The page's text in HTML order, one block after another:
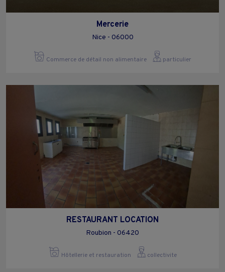
Mercerie
Nice - 06000
Commerce de détail non alimentaire particulier
RESTAURANT LOCATION
Roubion - 06420
Hôtellerie et restauration collectivite